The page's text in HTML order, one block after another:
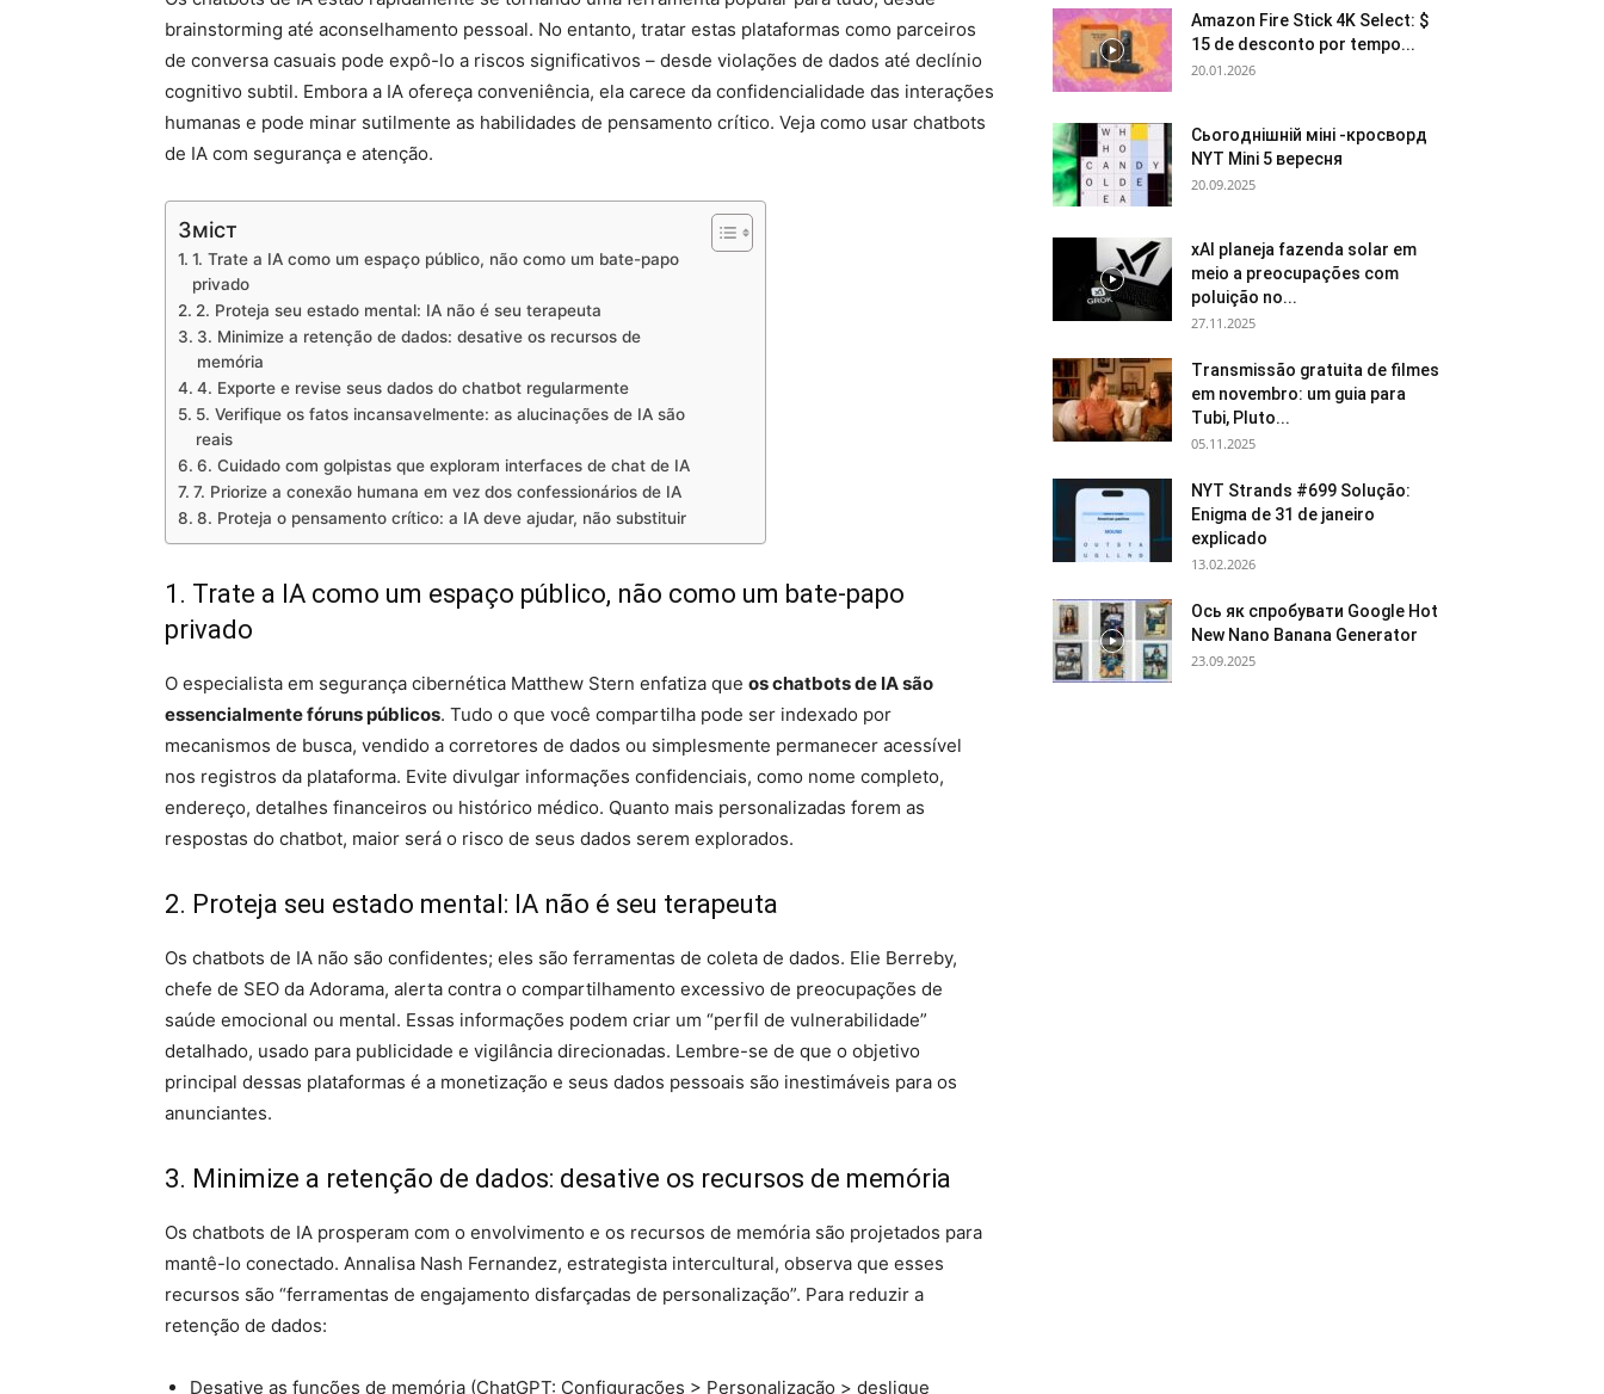
brainstorming até aconselhamento pessoal. No entanto, tratar estas plataformas como parceiros
de conversa casuais pode expô-lo a riscos significativos – desde violações de dados até declínio
cognitivo subtil. Embora a IA ofereça conveniência, ela carece da confidencialidade das interações
humanas e pode minar sutilmente as habilidades de pensamento crítico. Veja como usar chatbots
de IA com segurança e atenção.
Зміст
1. Trate a IA como um espaço público, não como um bate-papo
privado
2. Proteja seu estado mental: IA não é seu terapeuta
3. Minimize a retenção de dados: desative os recursos de
memória
4. Exporte e revise seus dados do chatbot regularmente
5. Verifique os fatos incansavelmente: as alucinações de IA são
reais
6. Cuidado com golpistas que exploram interfaces de chat de IA
7. Priorize a conexão humana em vez dos confessionários de IA
8. Proteja o pensamento crítico: a IA deve ajudar, não substituir
1. Trate a IA como um espaço público, não como um bate-papo
privado
O especialista em segurança cibernética Matthew Stern enfatiza que os chatbots de IA são
essencialmente fóruns públicos. Tudo o que você compartilha pode ser indexado por
mecanismos de busca, vendido a corretores de dados ou simplesmente permanecer acessível
nos registros da plataforma. Evite divulgar informações confidenciais, como nome completo,
endereço, detalhes financeiros ou histórico médico. Quanto mais personalizadas forem as
respostas do chatbot, maior será o risco de seus dados serem explorados.
2. Proteja seu estado mental: IA não é seu terapeuta
Os chatbots de IA não são confidentes; eles são ferramentas de coleta de dados. Elie Berreby,
chefe de SEO da Adorama, alerta contra o compartilhamento excessivo de preocupações de
saúde emocional ou mental. Essas informações podem criar um “perfil de vulnerabilidade”
detalhado, usado para publicidade e vigilância direcionadas. Lembre-se de que o objetivo
principal dessas plataformas é a monetização e seus dados pessoais são inestimáveis ​​para os
anunciantes.
3. Minimize a retenção de dados: desative os recursos de memória
Os chatbots de IA prosperam com o envolvimento e os recursos de memória são projetados para
mantê-lo conectado. Annalisa Nash Fernandez, estrategista intercultural, observa que esses
recursos são “ferramentas de engajamento disfarçadas de personalização”. Para reduzir a
retenção de dados:
Desative as funções de memória (ChatGPT: Configurações > Personalização > desligue
Amazon Fire Stick 4K Select: $
15 de desconto por tempo...
20.01.2026
Сьогоднішній міні -кросворд
NYT Mini 5 вересня
20.09.2025
xAI planeja fazenda solar em
meio a preocupações com
poluição no...
27.11.2025
Transmissão gratuita de filmes
em novembro: um guia para
Tubi, Pluto...
05.11.2025
NYT Strands #699 Solução:
Enigma de 31 de janeiro
explicado
13.02.2026
Ось як спробувати Google Hot
New Nano Banana Generator
23.09.2025